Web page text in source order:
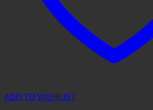
ADD TO WISHLIST